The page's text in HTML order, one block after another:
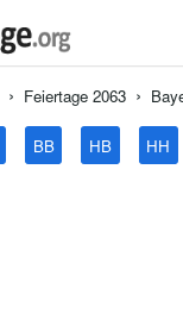
Feiertage 2063
BB HB HH